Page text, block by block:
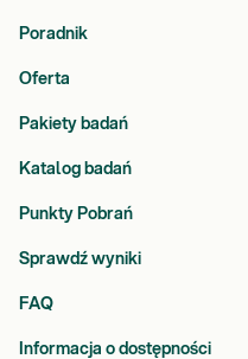
Poradnik
Oferta
Pakiety badań
Katalog badań
Punkty Pobrań
Sprawdź wyniki
FAQ
Informacja o dostępności